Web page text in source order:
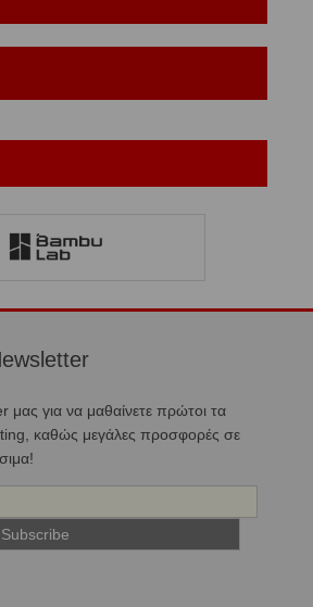
μας για να μαθαίνετε πρώτοι τα
καθώς μεγάλες προσφορές σε